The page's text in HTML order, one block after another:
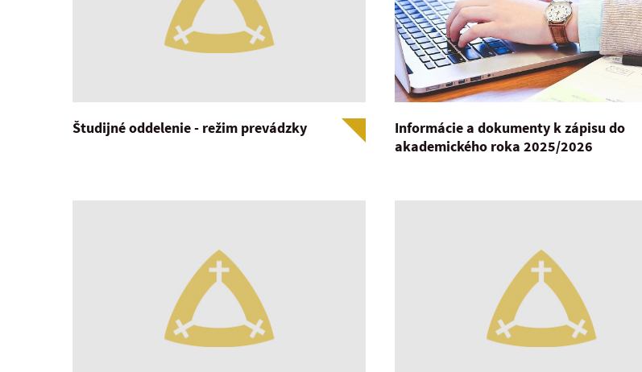
Študijné oddelenie - režim prevádzky
Informácie a dokumenty k zápisu do
akademického roka 2025/2026